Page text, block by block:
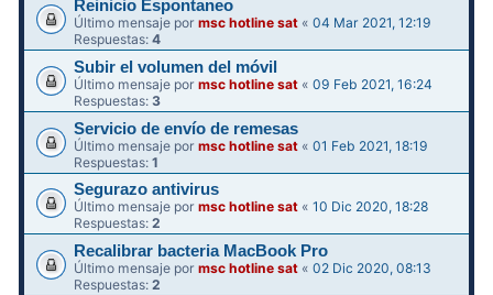
Reinicio Espontaneo
Último mensaje pormsc hotline sat «04 Mar 2021, 12:19
Respuestas:4
Subir el volumen del móvil
Último mensaje pormsc hotline sat «09 Feb 2021, 16:24
Respuestas:3
Servicio de envío de remesas
Último mensaje pormsc hotline sat «01 Feb 2021, 18:19
Respuestas:1
Segurazo antivirus
Último mensaje pormsc hotline sat «10 Dic 2020, 18:28
Respuestas:2
Recalibrar bacteria MacBook Pro
Último mensaje pormsc hotline sat «02 Dic 2020, 08:13
Respuestas:2